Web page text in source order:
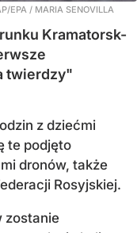
EPA / MARIA SENOVILLA
Kramatorsk-
twierdzy"
z dziećmi
te podjęto
dronów, także
Rosyjskiej.
zostanie